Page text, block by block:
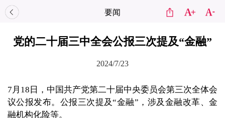
要闻
党的二十届三中全会公报三次提及“金融”
2024/7/23
7月18日，中国共产党第二十届中央委员会第三次全体会
议公报发布。公报三次提及“金融”，涉及金融改革、金
融机构化险等。